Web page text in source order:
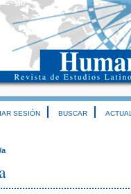
SESIÓN BUSCAR ACTUAL